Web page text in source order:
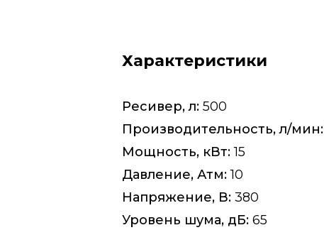
Характеристики
Ресивер, л: 500
Производительность, л/мин:
Мощность, кВт:15
Давление, Атм:10
Напряжение, В: 380
Уровень шума, дБ: 65